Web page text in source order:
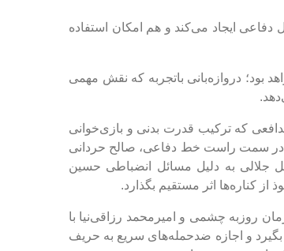
که هم تعادل دفاعی ایجاد می‌کند و هم امکان استفاده
بود؛ دروازه‌بانی باتجربه که نقش مهمی
که ترکیب قدرت بدنی و بازی‌خوانی
در سمت راست خط دفاعی، صالح حردانی
جلالی به دلیل مسائل انضباطی حسین
کناره‌ها اثر مستقیم بگذارد.
روزبه چشمی و امیرمحمد رزاقی‌نیا با
بگیرد و اجازه ضدحمله‌های سریع به حریف